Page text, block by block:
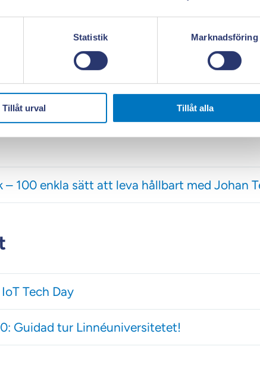
Statistik Marknadsföring
Tillåt urval Tillåt alla
– 100 enkla sätt att leva hållbart med Johan
Tech Day
Guidad tur Linnéuniversitetet!